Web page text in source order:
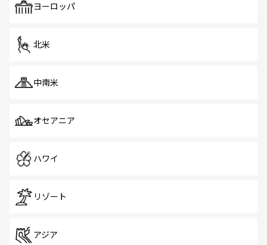
で、ホーカーズは地元の風情を楽しめる外せないスポット
ヨーロッパ
北米
中南米
オセアニア
ハワイ
リゾート
アジア